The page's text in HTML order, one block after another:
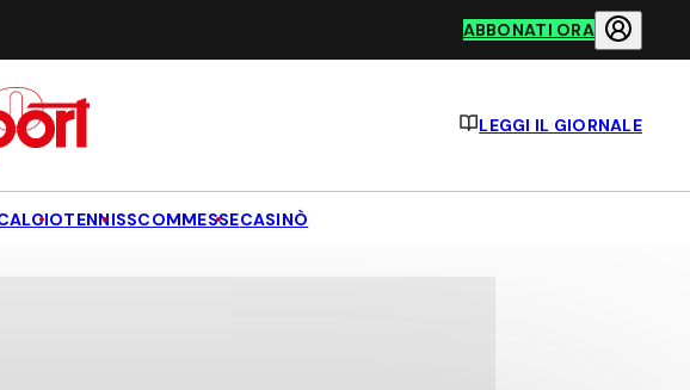
ABBONATI ORA
LEGGI IL GIORNALE
TENNISSCOMMESSECASINÒ